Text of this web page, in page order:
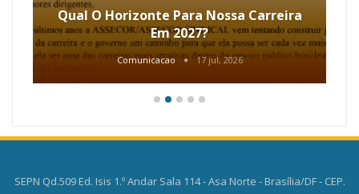
Qual O Horizonte Para Nossa Carreira
Em 2027?
Comunicacao 17 jul, 2026
SEPN Qd.509 Ed. Isis 1.º Andar Sala 114 - Asa Norte - Brasília/DF - CEP.